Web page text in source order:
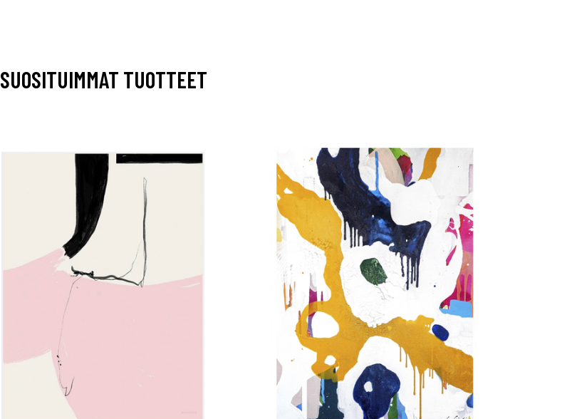
SUOSITUIMMAT TUOTTEET